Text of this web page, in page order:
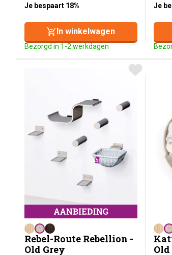
Je bespaart 18%
Bezorgd in 1-2 werkdagen
In winkelwagen
Je
Rebel-Route Rebellion -
Old Grey
Old